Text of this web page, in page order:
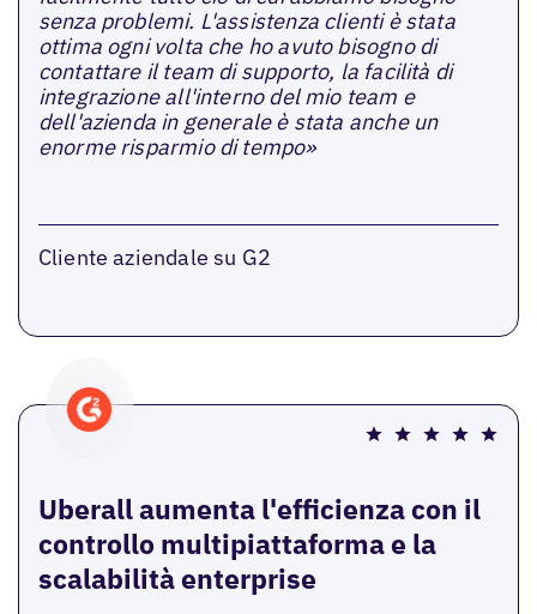
senza problemi. L'assistenza clienti è stata
ottima ogni volta che ho avuto bisogno di
contattare il team di supporto, la facilità di
integrazione all'interno del mio team e
dell'azienda in generale è stata anche un
enorme risparmio di tempo»
Cliente aziendale su G2
Uberall aumenta l'efficienza con il
controllo multipiattaforma e la
scalabilità enterprise